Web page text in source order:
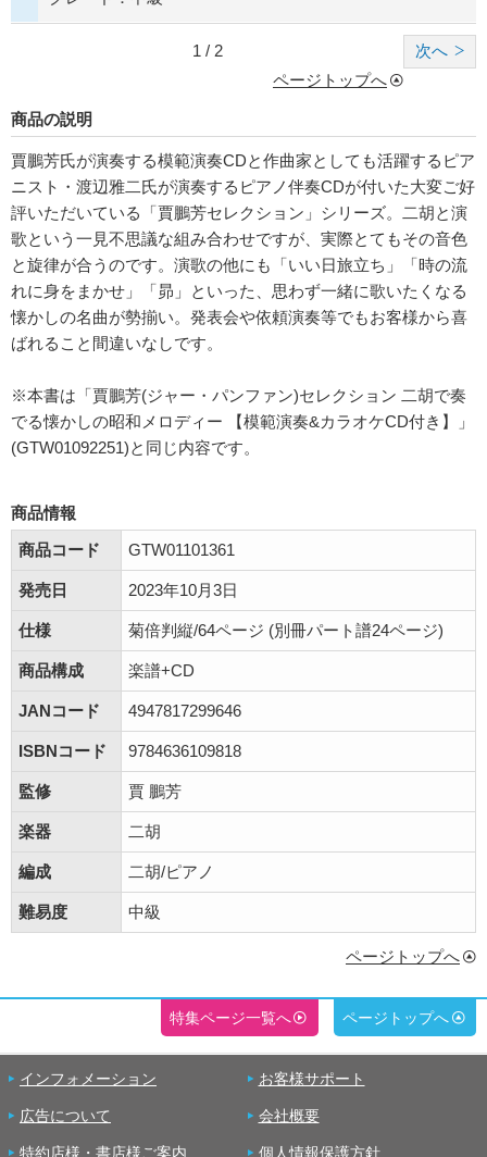
次へ
1 / 2
ページトップへ
商品の説明
賈鵬芳氏が演奏する模範演奏CDと作曲家としても活躍するピア
ニスト・渡辺雅二氏が演奏するピアノ伴奏CDが付いた大変ご好
評いただいている「賈鵬芳セレクション」シリーズ。二胡と演
歌という一見不思議な組み合わせですが、実際とてもその音色
と旋律が合うのです。演歌の他にも「いい日旅立ち」「時の流
れに身をまかせ」「昴」といった、思わず一緒に歌いたくなる
懐かしの名曲が勢揃い。発表会や依頼演奏等でもお客様から喜
ばれること間違いなしです。
※本書は「賈鵬芳(ジャー・パンファン)セレクション 二胡で奏
でる懐かしの昭和メロディー 【模範演奏&カラオケCD付き】」
(GTW01092251)と同じ内容です。
商品情報
商品コード
GTW01101361
発売日 2023年10月3日
仕様 菊倍判縦/64ページ (別冊パート譜24ページ)
商品構成 楽譜+CD
JANコード 4947817299646
ISBNコード 9784636109818
監修 賈 鵬芳
楽器 二胡
編成 二胡/ピアノ
難易度 中級
ページトップへ
特集ページ一覧へ ページトップへ
インフォメーション お客様サポート
広告について 会社概要
特約店様・書店様ご案内 個人情報保護方針